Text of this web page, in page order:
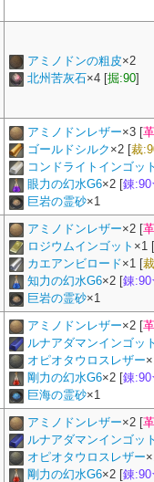
アミノドンの粗皮×2
北州苦灰石×4 [掘:90]
アミノドンレザー×3 [
ゴールドシルク ×2 [裁
コンドライトインゴット
眼力の幻水G6×2 [錬
巨岩の霊砂×1
アミノドンレザー×2 [
ロジウムインゴット ×1 [
カエアンビロード×1 [
知力の幻水G6×2 [錬
巨岩の霊砂×1
アミノドンレザー×2 [
ルナアダマンインゴット
オピオタウロスレザー×
剛力の幻水G6×2 [錬
巨海の霊砂×1
アミノドンレザー×2 [
ルナアダマンインゴット
オピオタウロスレザー×
剛力の幻水G6×2 [錬